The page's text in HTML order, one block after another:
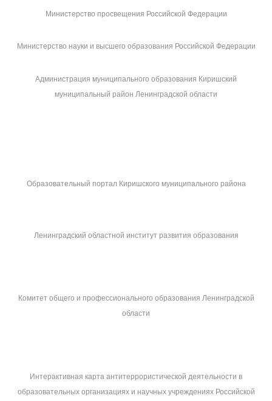
Министерство просвещения Российской Федерации
Министерство науки и высшего образования Российской Федерации
Администрация муниципального образования Киришский
муниципальный район Ленинградской области
Образовательный портал Киришского муниципального района
Ленинградский областной институт развития образования
Комитет общего и профессионального образования Ленинградской
области
Интерактивная карта антитеррористической деятельности в
образовательных организациях и научных учреждениях Российской